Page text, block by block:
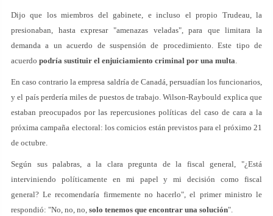
Dijo que los miembros del gabinete, e incluso el propio Trudeau, la
presionaban, hasta expresar "amenazas veladas", para que limitara la
demanda a un acuerdo de suspensión de procedimiento. Este tipo de
acuerdo podría sustituir el enjuiciamiento criminal por una multa.
En caso contrario la empresa saldría de Canadá, persuadían los funcionarios,
y el país perdería miles de puestos de trabajo. Wilson-Raybould explica que
estaban preocupados por las repercusiones políticas del caso de cara a la
próxima campaña electoral: los comicios están previstos para el próximo 21
de octubre.
Según sus palabras, a la clara pregunta de la fiscal general, "¿Está
interviniendo políticamente en mi papel y mi decisión como fiscal
general? Le recomendaría firmemente no hacerlo", el primer ministro le
respondió: "No, no, no, solo tenemos que encontrar una solución".